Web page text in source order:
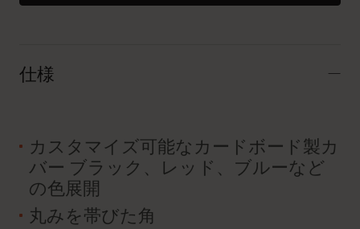
仕様
カスタマイズ可能なカードボード製カ
バー ブラック、レッド、ブルーなど
の色展開
丸みを帯びた角